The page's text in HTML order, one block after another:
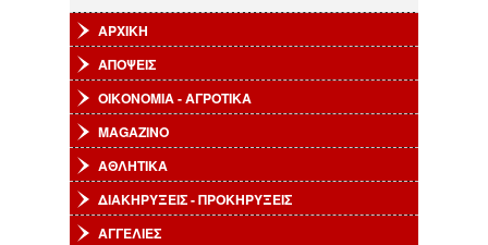
ΑΡΧΙΚΗ
ΑΠΟΨΕΙΣ
ΟΙΚΟΝΟΜΙΑ - ΑΓΡΟΤΙΚΑ
MAGAZINO
ΑΘΛΗΤΙΚΑ
ΔΙΑΚΗΡΥΞΕΙΣ - ΠΡΟΚΗΡΥΞΕΙΣ
ΑΓΓΕΛΙΕΣ